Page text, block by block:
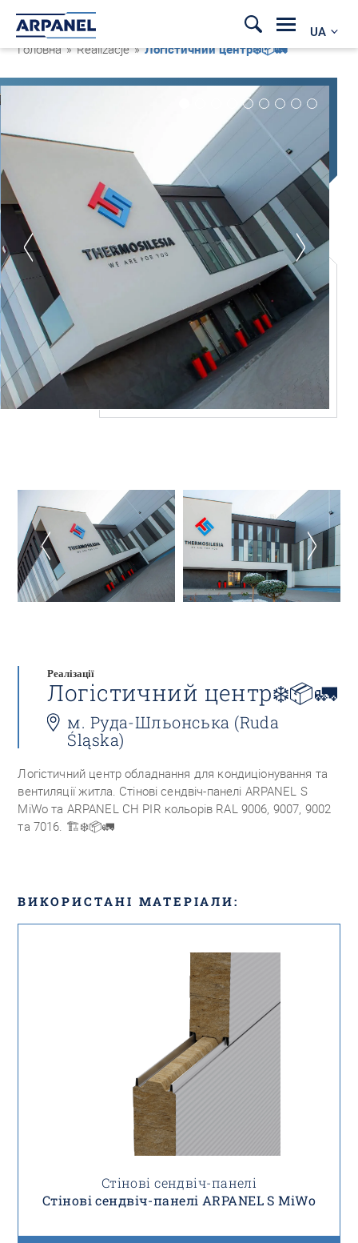
UA
Головна » Realizacje »Логістичний центр❄️📦🚛
Реалізації
Логістичний центр❄️📦🚛
м. Руда-Шльонська (Ruda
Śląska)
Логістичний центр обладнання для кондиціонування та
вентиляції житла. Стінові сендвіч-панелі ARPANEL S
MiWo та ARPANEL CH PIR кольорів RAL 9006, 9007, 9002
та 7016. 🏗❄️📦🚛
ВИКОРИСТАНІ МАТЕРІАЛИ:
Стінові сендвіч-панелі
Стінові сендвіч-панелі ARPANEL S MiWo